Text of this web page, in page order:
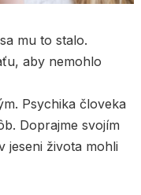
mu to stalo.
aby nemohlo
Psychika človeka
Doprajme svojím
jeseni života mohli